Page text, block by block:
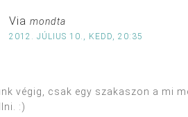
Via mondta
2012. JÚLIUS 10., KEDD, 20:35
végig, csak egy szakaszon a mi
:)